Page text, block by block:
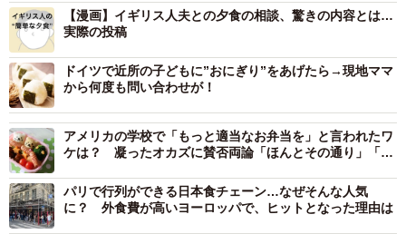
2/10
【漫画】イギリス人夫との夕食の相談、驚きの内容とは…
実際の投稿
ドイツで近所の子どもに”おにぎり”をあげたら→現地ママ
から何度も問い合わせが！
アメリカの学校で「もっと適当なお弁当を」と言われたワ
ケは？ 凝ったオカズに賛否両論「ほんとその通り」「好
パリで行列ができる日本食チェーン…なぜそんな人気
に？ 外食費が高いヨーロッパで、ヒットとなった理由は